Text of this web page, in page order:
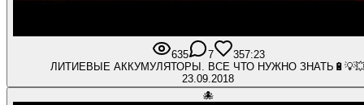
635 7 357:23
ЛИТИЕВЫЕ АККУМУЛЯТОРЫ. ВСЕ ЧТО НУЖНО
23.09.2018
🐙